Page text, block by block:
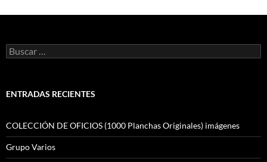
Buscar:
ENTRADAS RECIENTES
COLECCIÓN DE OFICIOS (1000 Planchas Originales) imágenes
Grupo Varios